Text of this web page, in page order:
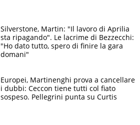
Silverstone, Martin: "Il lavoro di Aprilia
sta ripagando". Le lacrime di Bezzecchi:
"Ho dato tutto, spero di finire la gara
domani"
Europei, Martinenghi prova a cancellare
i dubbi: Ceccon tiene tutti col fiato
sospeso. Pellegrini punta su Curtis